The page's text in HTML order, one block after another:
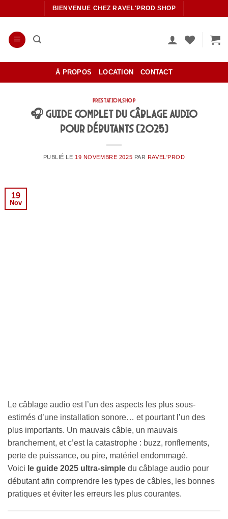
au
contenu
BIENVENUE CHEZ RAVEL'PROD SHOP
À PROPOS LOCATION CONTACT
PRESTATION,SHOP
🎧 Guide complet du câblage audio
pour débutants (2025)
PUBLIÉ LE 19 NOVEMBRE 2025 PAR RAVEL'PROD
19
Nov
Le câblage audio est l’un des aspects les plus sous-
estimés d’une installation sonore… et pourtant l’un des
plus importants. Un mauvais câble, un mauvais
branchement, et c’est la catastrophe : buzz, ronflements,
perte de puissance, ou pire, matériel endommagé.
Voici le guide 2025 ultra-simple du câblage audio pour
débutant afin comprendre les types de câbles, les bonnes
pratiques et éviter les erreurs les plus courantes.